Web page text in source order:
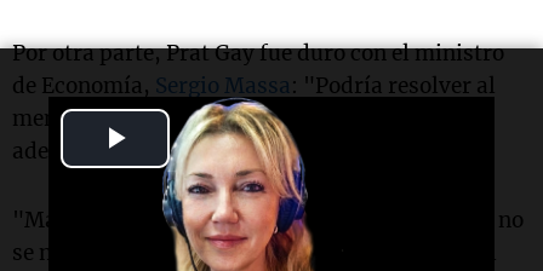
Play
Video
Por otra parte, Prat Gay fue duro con el ministro
de Economía, Sergio Massa: "Podría resolver al
menos un problema, en vez de patear para
adelante cien problemas", se quejó.
"Massa devalúa todo el tiempo tratando de que no
se note pero aún así no resuelve el problema del